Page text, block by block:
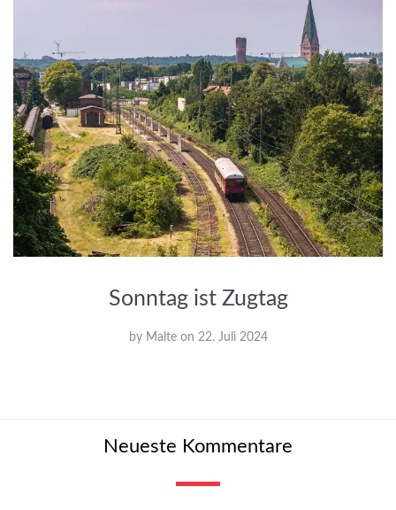
Sonntag ist Zugtag
by Malte on 22. Juli 2024
Neueste Kommentare